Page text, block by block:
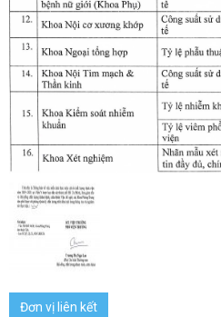
Đơn vị liên kết